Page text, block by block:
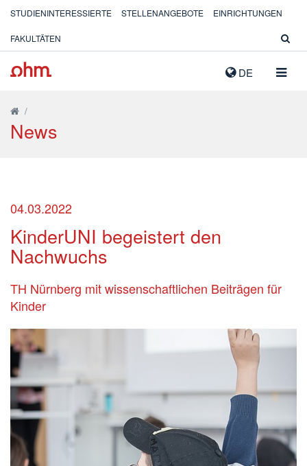
DE
STUDIENINTERESSIERTE STELLENANGEBOTE EINRICHTUNGEN
FAKULTÄTEN
/
News
04.03.2022
KinderUNI begeistert den
Nachwuchs
TH Nürnberg mit wissenschaftlichen Beiträgen für
Kinder